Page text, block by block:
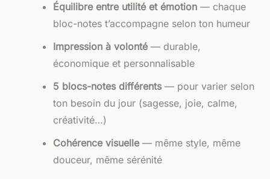
Équilibre entre utilité et émotion — chaque
bloc-notes t’accompagne selon ton humeur
Impression à volonté— durable,
économique et personnalisable
5 blocs-notes différents— pour varier selon
ton besoin du jour (sagesse, joie, calme,
créativité…)
Cohérence visuelle— même style, même
douceur, même sérénité